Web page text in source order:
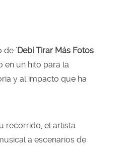
de 'Debí Tirar Más Fotos
en un hito para la
y al impacto que ha
recorrido, el artista
a escenarios de